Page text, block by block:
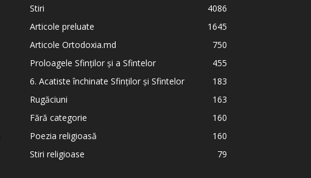
Stiri
4086
Articole preluate
1645
Articole Ortodoxia.md
750
Proloagele Sfinților și a Sfintelor
455
6. Acatiste închinate Sfinților și Sfintelor
183
Rugăciuni
163
Fără categorie
160
Poezia religioasă
160
Stiri religioase
79